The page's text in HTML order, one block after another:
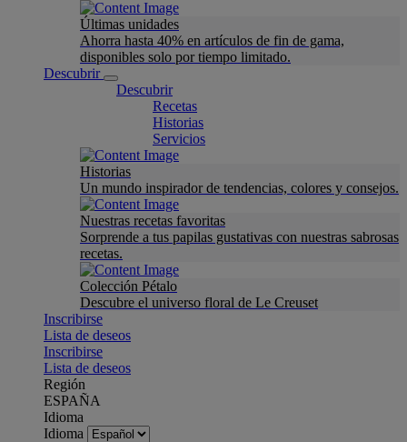
Últimas unidades
Ahorra hasta 40% en artículos de fin de gama,
disponibles solo por tiempo limitado.
Descubrir
Descubrir
Recetas
Historias
Servicios
Historias
Un mundo inspirador de tendencias, colores y consejos.
Nuestras recetas favoritas
Sorprende a tus papilas gustativas con nuestras sabrosas
recetas.
Colección Pétalo
Descubre el universo floral de Le Creuset
Inscribirse
Lista de deseos
Inscribirse
Lista de deseos
Región
ESPAÑA
Idioma
Idioma